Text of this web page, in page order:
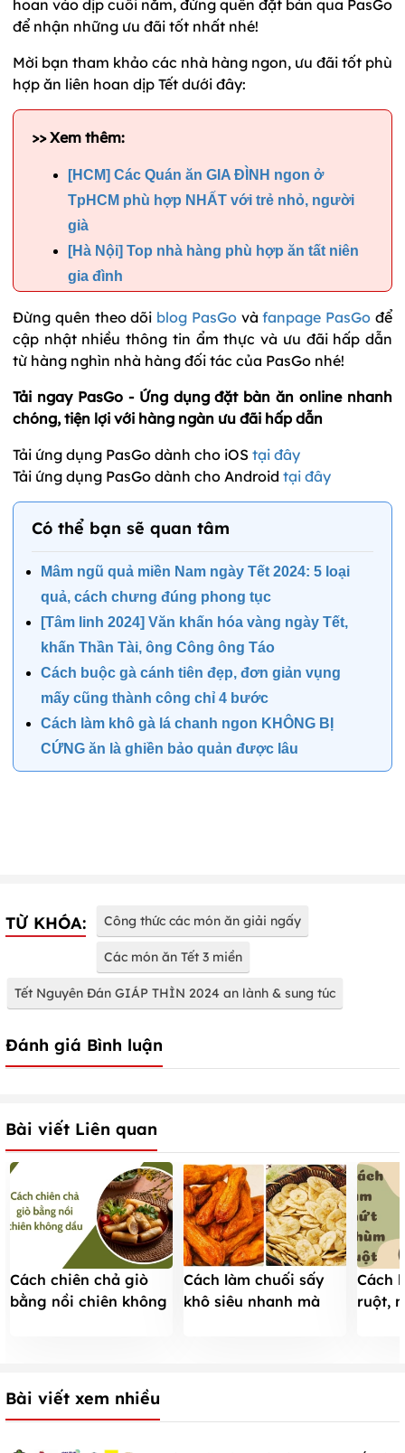
hoan vào dịp cuối năm, đừng quên đặt bàn qua PasGo
để nhận những ưu đãi tốt nhất nhé!
Mời bạn tham khảo các nhà hàng ngon, ưu đãi tốt phù
hợp ăn liên hoan dịp Tết dưới đây:
>> Xem thêm:
[HCM] Các Quán ăn GIA ĐÌNH ngon ở
TpHCM phù hợp NHẤT với trẻ nhỏ, người
già
[Hà Nội] Top nhà hàng phù hợp ăn tất niên
gia đình
Đừng quên theo dõi blog PasGovàfanpage PasGo để
cập nhật nhiều thông tin ẩm thực và ưu đãi hấp dẫn
từ hàng nghìn nhà hàng đối tác của PasGo nhé!
Tải ngay PasGo - Ứng dụng đặt bàn ăn online nhanh
chóng, tiện lợi với hàng ngàn ưu đãi hấp dẫn
Tải ứng dụng PasGo dành cho iOS tại đây
Tải ứng dụng PasGo dành cho Android tại đây
Có thể bạn sẽ quan tâm
Mâm ngũ quả miền Nam ngày Tết 2024: 5 loại
quả, cách chưng đúng phong tục
[Tâm linh 2024] Văn khấn hóa vàng ngày Tết,
khấn Thần Tài, ông Công ông Táo
Cách buộc gà cánh tiên đẹp, đơn giản vụng
mấy cũng thành công chỉ 4 bước
Cách làm khô gà lá chanh ngon KHÔNG BỊ
CỨNG ăn là ghiền bảo quản được lâu
TỪ KHÓA: Công thức các món ăn giải ngấy
Các món ăn Tết 3 miền
Tết Nguyên Đán GIÁP THÌN 2024 an lành & sung túc
Đánh giá Bình luận
Bài viết Liên quan
Cách chiên chả giò
bằng nồi chiên không
Cách làm chuối sấy
khô siêu nhanh mà
Cách
ruột,
Bài viết xem nhiều